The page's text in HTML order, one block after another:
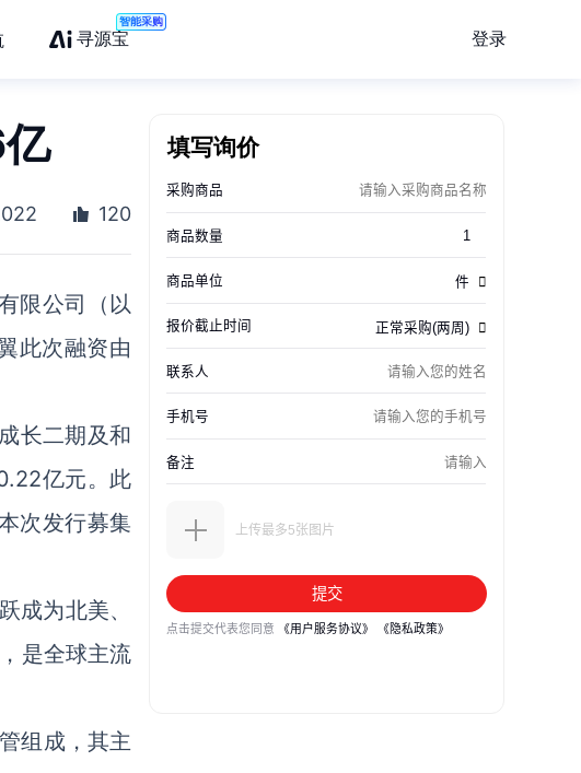
寻源宝
智能采购
登录
120
限公司（以
此次融资由
长二期及和
亿元。此
次发行募集
成为北美、
是全球主流
组成，其主